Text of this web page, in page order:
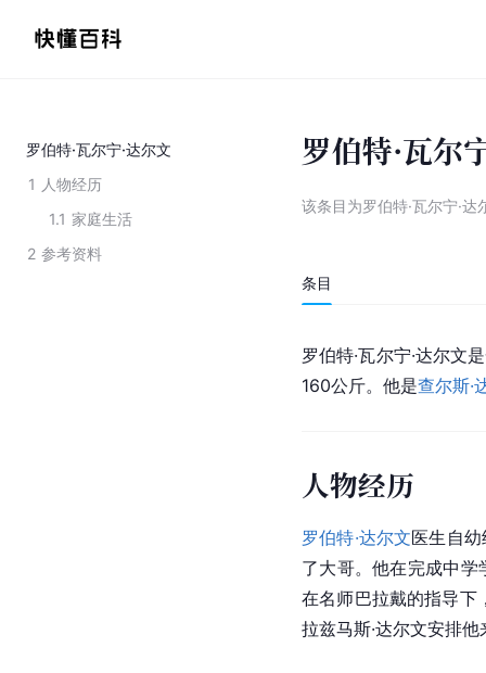
罗伯特·瓦尔宁·达尔文
1 人物经历
1.1 家庭生活
2 参考资料
罗伯特·瓦尔
该条目为罗伯特·瓦尔宁·达
条目
罗伯特·瓦尔宁·达尔文
160公斤。他是查尔斯·
人物经历
罗伯特·达尔文医生自
了大哥。他在完成中
在名师巴拉戴的指导下
拉兹马斯·达尔文安排